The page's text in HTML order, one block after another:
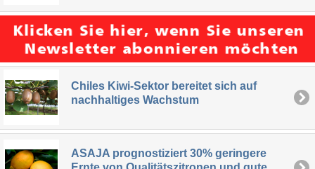
Chiles Kiwi-Sektor bereitet sich auf
nachhaltiges Wachstum
ASAJA prognostiziert 30% geringere